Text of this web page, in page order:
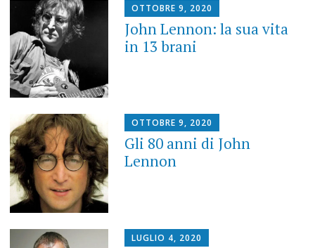
OTTOBRE 9, 2020
John Lennon: la sua vita
in 13 brani
OTTOBRE 9, 2020
Gli 80 anni di John
Lennon
LUGLIO 4, 2020